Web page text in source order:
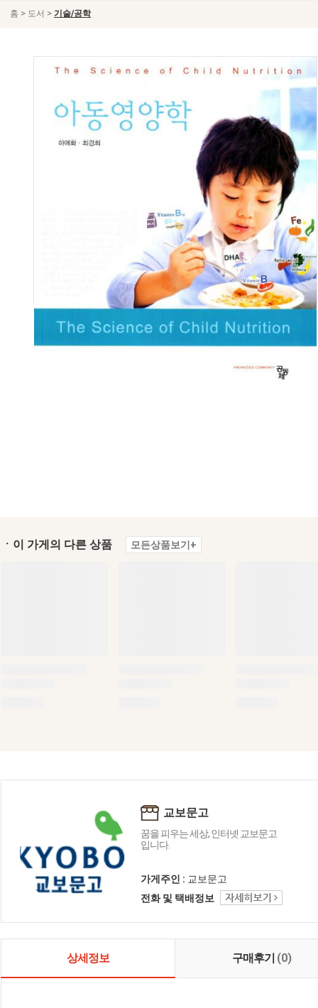
홈 > 도서 > 기술/공학
ㆍ이 가게의 다른 상품 모든상품보기+
교보문고
꿈을 피우는 세상, 인터넷 교보문고
입니다.
가게주인 : 교보문고
전화 및 택배정보
상세정보 구매후기 (0)